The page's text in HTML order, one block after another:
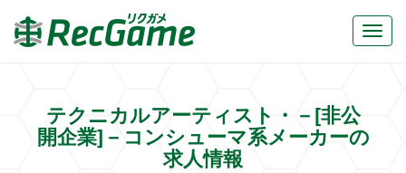
テクニカルアーティスト・－[非公
開企業]－コンシューマ系メーカーの
求人情報